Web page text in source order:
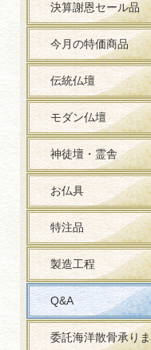
決算謝恩セール品
今月の特価商品
伝統仏壇
モダン仏壇
神徒壇・霊舎
お仏具
特注品
製造工程
Q&A
委託海洋散骨承り